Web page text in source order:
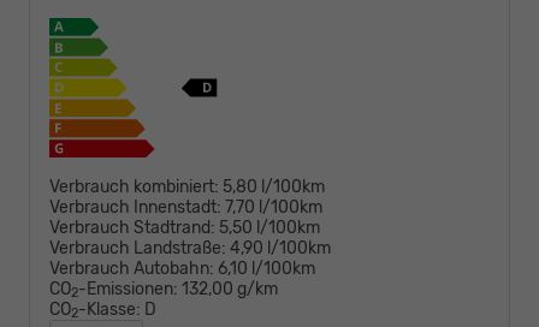
Verbrauch kombiniert: 5,80 l/100km
Verbrauch Innenstadt: 7,70 l/100km
Verbrauch Stadtrand: 5,50 l/100km
Verbrauch Landstraße: 4,90 l/100km
Verbrauch Autobahn: 6,10 l/100km
CO2-Emissionen: 132,00 g/km
CO2-Klasse: D